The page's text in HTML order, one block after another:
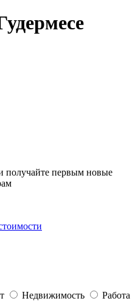
получайте первым новые
Недвижимость
Работа